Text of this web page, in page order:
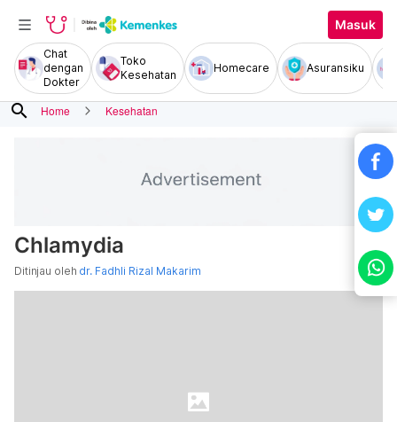
Masuk
Chat
dengan
Dokter
Toko
Kesehatan
Homecare Asuransiku
search Home Kesehatan
Chlamydia
Ditinjau oleh dr. Fadhli Rizal Makarim